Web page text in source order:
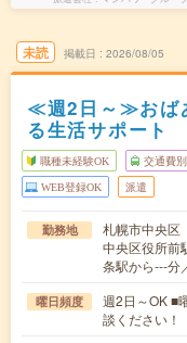
未読 掲載日 2026/08/05
≪週2日～≫おば
る生活サポート
職種未経験OK 交通費
WEB登録OK 派遣
勤務地
札幌市中央区
中央区役所前
条駅から---分
曜日頻度
週2日～OK ■
談ください！